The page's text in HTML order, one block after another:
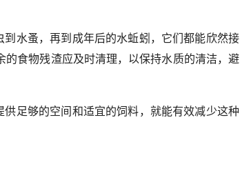
水蚤，再到成年后的水蚯蚓，它们都能欣然接
食物残渣应及时清理，以保持水质的清洁，避
足够的空间和适宜的饲料，就能有效减少这种